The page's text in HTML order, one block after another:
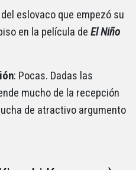
eslovaco que empezó su
en la película de El Niño
: Pocas. Dadas las
mucho de la recepción
de atractivo argumento